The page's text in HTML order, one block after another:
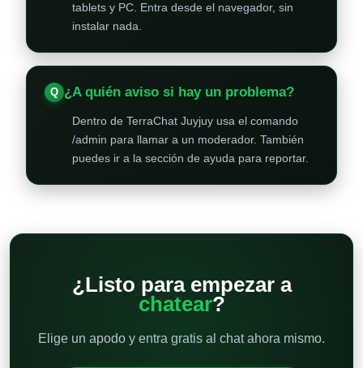
tablets y PC. Entra desde el navegador, sin
instalar nada.
¿A quién aviso si hay un problema?
Dentro de TerraChat Juyjuy usa el comando
/admin para llamar a un moderador. También
puedes ir a la sección de ayuda para reportar.
¿Listo para empezar a
chatear?
Elige un apodo y entra gratis al chat ahora mismo.